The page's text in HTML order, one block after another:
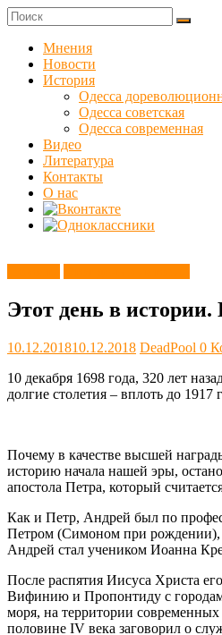
Skip
to
content
Куликовец
Сайт
одесского
сопротивления
Мнения
Новости
История
Одесса
Одесса советская
Одесса современная
Видео
Литература
Контакты
О нас
Этот день в истории.
10.12.201810.12.2018 DeadPool 0
10 декабря 1698 года, 320 лет
долгие столетия – вплоть до 1917
Почему в качестве высшей
историю начала нашей эры,
апостола Петра, который
Как и Петр, Андрей был по
Петром (Симоном при рождении),
Андрей стал учеником Иоанна
После распятия Иисуса Христа
Вифинию и Пропонтиду с
моря, на территории
половине IV века заговорил о